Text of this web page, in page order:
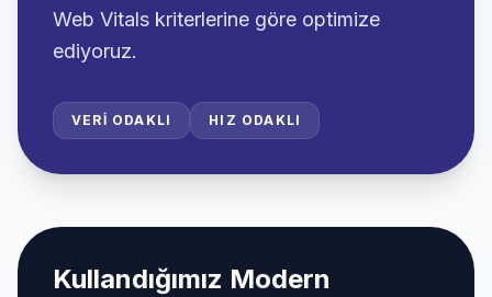
Web Vitals kriterlerine göre optimize
ediyoruz.
VERI ODAKLI HIZ ODAKLI
Kullandığımız Modern